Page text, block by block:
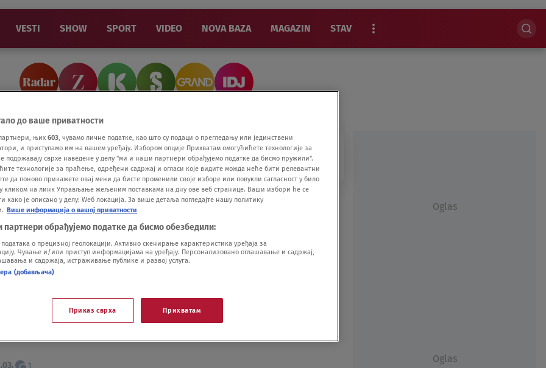
VESTI SHOW SPORT VIDEO NOVA BAZA MAGAZIN STAV
nastao čuveni hit Riblje čorbe: "Bora se
toalet jer je hteo da plače, a onda ga je
jedna žena"
3
sam ga kao brata, a onda smo saznali da
Bilja Krstić o anegdotama sa Borom
kukam i da pričam o finansijskim
1
Oglas
Oglas
до ваше приватности
њих 603, чувамо личне податке, као што су подаци о прегледању или јединствени
и приступамо им на вашем уређају. Избором опције Прихватам омогућићете технологије за
подржавају сврхе наведене у делу "ми и наши партнери обрађујемо податке да бисмо пружили".
технологије за праћење, одређени садржај и огласи које видите можда неће бити релевантни
да поново прикажете овај мени да бисте променили своје изборе или повукли сагласност у било
кликом на линк Управљање жељеним поставкама на дну ове веб странице. Ваши избори ће се
како је описано у делу: Wеб локација. За више детаља погледајте нашу политику
Више информација о вашој приватности
обрађујемо податке да бисмо обезбедили:
о прецизној геолокацији. Активно скенирање карактеристика уређаја за
Чување и/или приступ информацијама на уређају. Персонализовано оглашавање и садржај,
и садржаја, истраживање публике и развој услуга.
(добављача)
Приказ сврха Прихватам